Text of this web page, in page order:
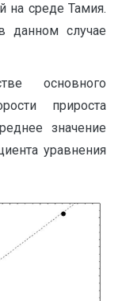
на среде Тамия.
данном случае
основного
прироста
значение
уравнения